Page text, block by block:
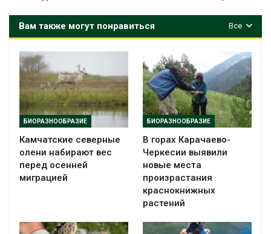
Все
Вам также могут понравиться
БИОРАЗНООБРАЗИЕ
Камчатские северные
олени набирают вес
перед осенней
миграцией
БИОРАЗНООБРАЗИЕ
В горах Карачаево-
Черкесии выявили
новые места
произрастания
краснокнижных
растений